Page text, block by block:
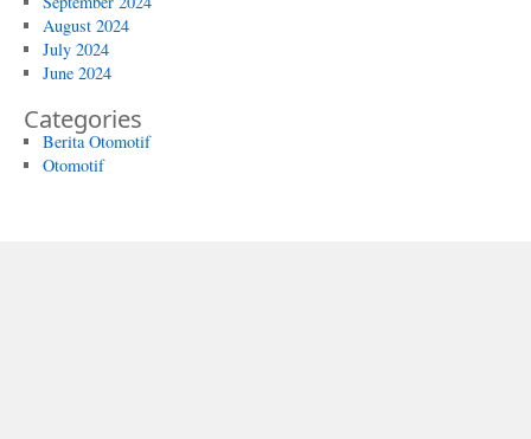
August 2024
July 2024
June 2024
Categories
Berita Otomotif
Otomotif